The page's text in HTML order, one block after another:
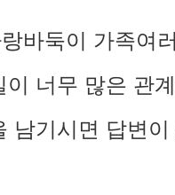
바둑이 가족여
이 너무 많은 관
남기시면 답변이